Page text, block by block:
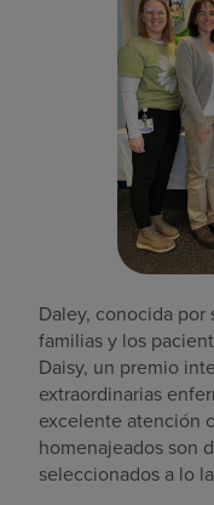
Daley, conocida
familias y los
Daisy, un premio
extraordinarias
excelente atención
homenajeados son
seleccionados a lo